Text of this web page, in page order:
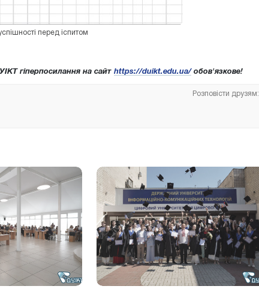
перед іспитом
гіперпосилання на сайт https://duikt.edu.ua/обов'язкове!
Розповісти друзям: